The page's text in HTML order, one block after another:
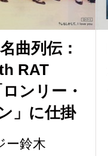
曲列伝：
RAT
ンリー・
」に仕掛
ー鈴木